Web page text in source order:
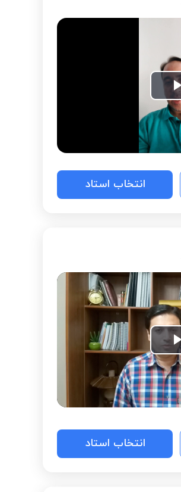
Play
Video
انتخاب استاد
Play
Video
انتخاب استاد